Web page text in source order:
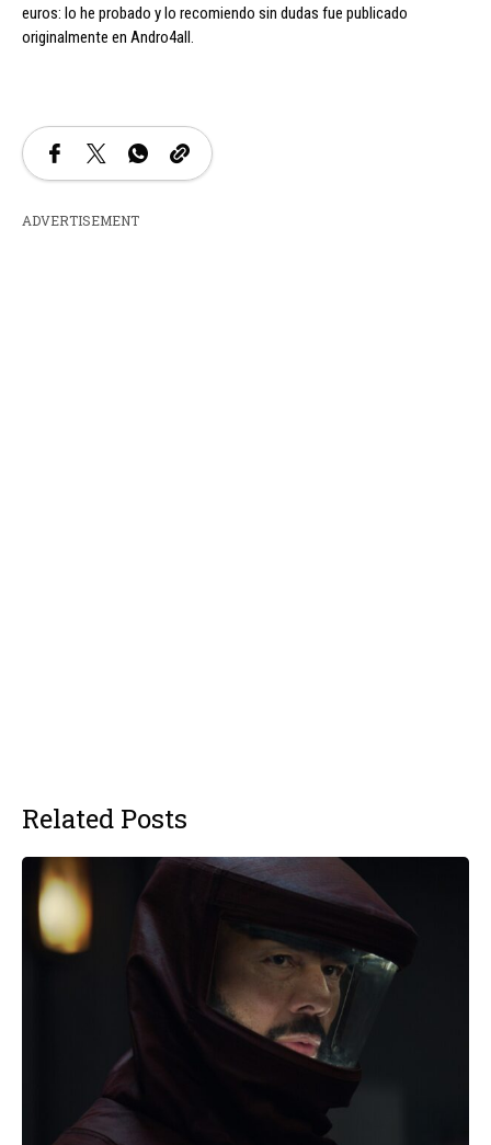
euros: lo he probado y lo recomiendo sin dudas fue publicado
originalmente en Andro4all.
ADVERTISEMENT
Related Posts